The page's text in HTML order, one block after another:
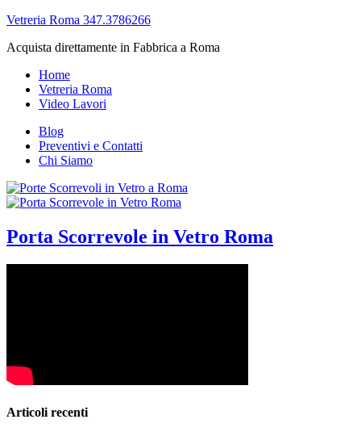
Vetreria Roma 347.3786266
Acquista direttamente in Fabbrica a Roma
Home
Vetreria Roma
Video Lavori
Blog
Preventivi e Contatti
Chi Siamo
Porta Scorrevole in Vetro Roma
Articoli recenti